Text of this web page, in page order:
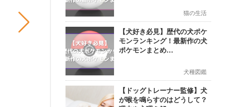
猫の生活
【犬好き必見】歴代の犬ポケ
モンランキング！最新作の犬
ポケモンまとめ…
犬種図鑑
【ドッグトレーナー監修】犬
が喉を鳴らすのはどうして？